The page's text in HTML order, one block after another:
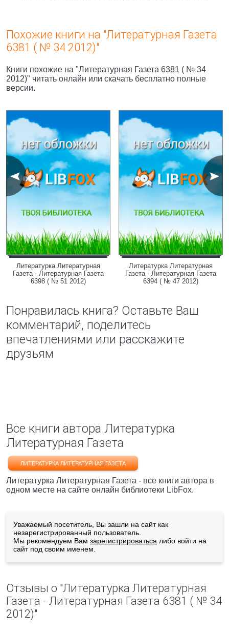
Похожие книги на "Литературная Газета
6381 ( № 34 2012)"
Книги похожие на "Литературная Газета 6381 ( № 34
2012)" читать онлайн или скачать бесплатно полные
версии.
Литературка Литературная
Газета - Литературная Газета
6398 ( № 51 2012)
Литературка Литературная
Газета - Литературная Газета
6394 ( № 47 2012)
Понравилась книга? Оставьте Ваш
комментарий, поделитесь
впечатлениями или расскажите
друзьям
Все книги автора Литературка
Литературная Газета
ЛИТЕРАТУРКА ЛИТЕРАТУРНАЯ ГАЗЕТА
Литературка Литературная Газета - все книги автора в
одном месте на сайте онлайн библиотеки LibFox.
Уважаемый посетитель, Вы зашли на сайт как
незарегистрированный пользователь.
Мы рекомендуем Вам зарегистрироваться либо войти на
сайт под своим именем.
Отзывы о "Литературка Литературная
Газета - Литературная Газета 6381 ( № 34
2012)"